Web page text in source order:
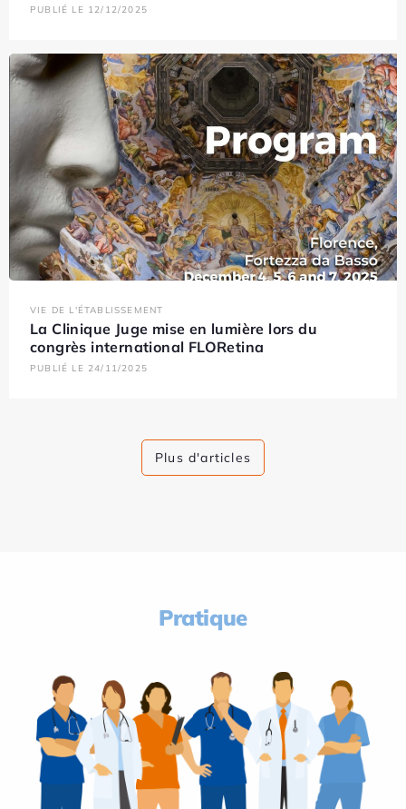
PUBLIÉ LE 12/12/2025
VIE DE L'ÉTABLISSEMENT
La Clinique Juge mise en lumière lors du
congrès international FLORetina
PUBLIÉ LE 24/11/2025
Plus d'articles
Pratique